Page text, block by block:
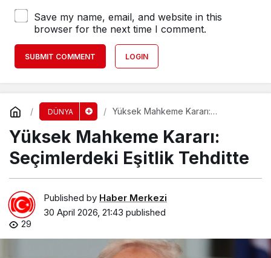
Save my name, email, and website in this
browser for the next time I comment.
SUBMIT COMMENT LOGIN
DÜNYA
Yüksek Mahkeme Kararı:
Yüksek Mahkeme Kararı:
Seçimlerdeki Eşitlik Tehditte
Published by Haber Merkezi
30 April 2026, 21:43 published
29